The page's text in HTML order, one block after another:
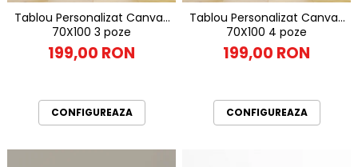
Tablou Personalizat Canvas
70X100 3 poze
199,00 RON
CONFIGUREAZA
Tablou Personalizat Canvas
70X100 4 poze
199,00 RON
CONFIGUREAZA